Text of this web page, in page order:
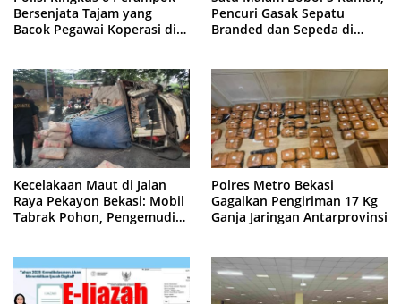
Bersenjata Tajam yang
Bacok Pegawai Koperasi di
Pencuri Gasak Sepatu
Branded dan Sepeda di
Kecelakaan Maut di Jalan
Raya Pekayon Bekasi: Mobil
Tabrak Pohon, Pengemudi
Polres Metro Bekasi
Gagalkan Pengiriman 17 Kg
Ganja Jaringan Antarprovinsi